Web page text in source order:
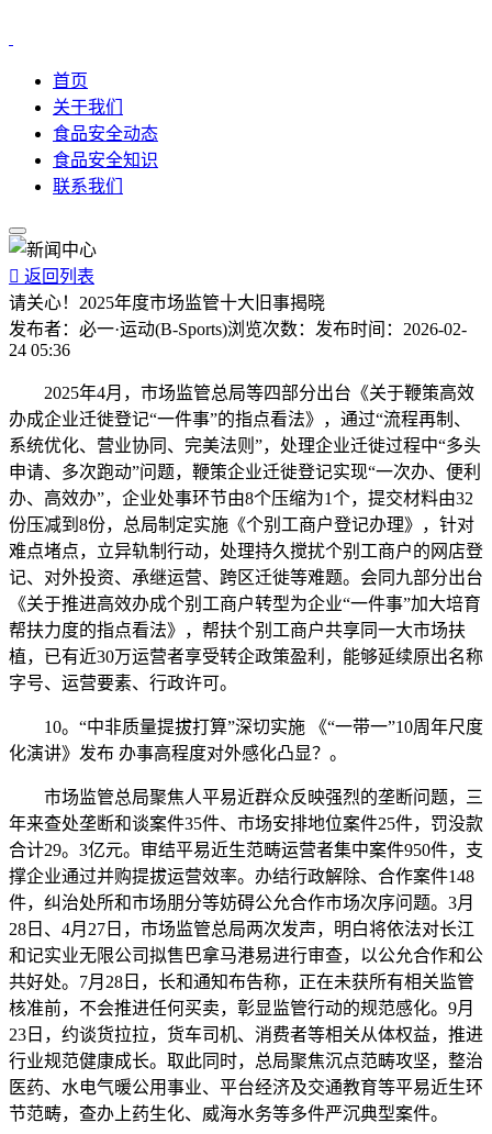
首页
关于我们
食品安全动态
食品安全知识
联系我们
 返回列表
请关心！2025年度市场监管十大旧事揭晓
发布者： 必一·运动(B-Sports)浏览次数： 发布时间： 2026-02-
24 05:36
2025年4月，市场监管总局等四部分出台《关于鞭策高效
办成企业迁徙登记“一件事”的指点看法》，通过“流程再制、
系统优化、营业协同、完美法则”，处理企业迁徙过程中“多头
申请、多次跑动”问题，鞭策企业迁徙登记实现“一次办、便利
办、高效办”，企业处事环节由8个压缩为1个，提交材料由32
份压减到8份，总局制定实施《个别工商户登记办理》，针对
难点堵点，立异轨制行动，处理持久搅扰个别工商户的网店登
记、对外投资、承继运营、跨区迁徙等难题。会同九部分出台
《关于推进高效办成个别工商户转型为企业“一件事”加大培育
帮扶力度的指点看法》，帮扶个别工商户共享同一大市场扶
植，已有近30万运营者享受转企政策盈利，能够延续原出名称
字号、运营要素、行政许可。
10。“中非质量提拔打算”深切实施 《“一带一”10周年尺度
化演讲》发布 办事高程度对外感化凸显？。
市场监管总局聚焦人平易近群众反映强烈的垄断问题，三
年来查处垄断和谈案件35件、市场安排地位案件25件，罚没款
合计29。3亿元。审结平易近生范畴运营者集中案件950件，支
撑企业通过并购提拔运营效率。办结行政解除、合作案件148
件，纠治处所和市场朋分等妨碍公允合作市场次序问题。3月
28日、4月27日，市场监管总局两次发声，明白将依法对长江
和记实业无限公司拟售巴拿马港易进行审查，以公允合作和公
共好处。7月28日，长和通知布告称，正在未获所有相关监管
核准前，不会推进任何买卖，彰显监管行动的规范感化。9月
23日，约谈货拉拉，货车司机、消费者等相关从体权益，推进
行业规范健康成长。取此同时，总局聚焦沉点范畴攻坚，整治
医药、水电气暖公用事业、平台经济及交通教育等平易近生环
节范畴，查办上药生化、威海水务等多件严沉典型案件。